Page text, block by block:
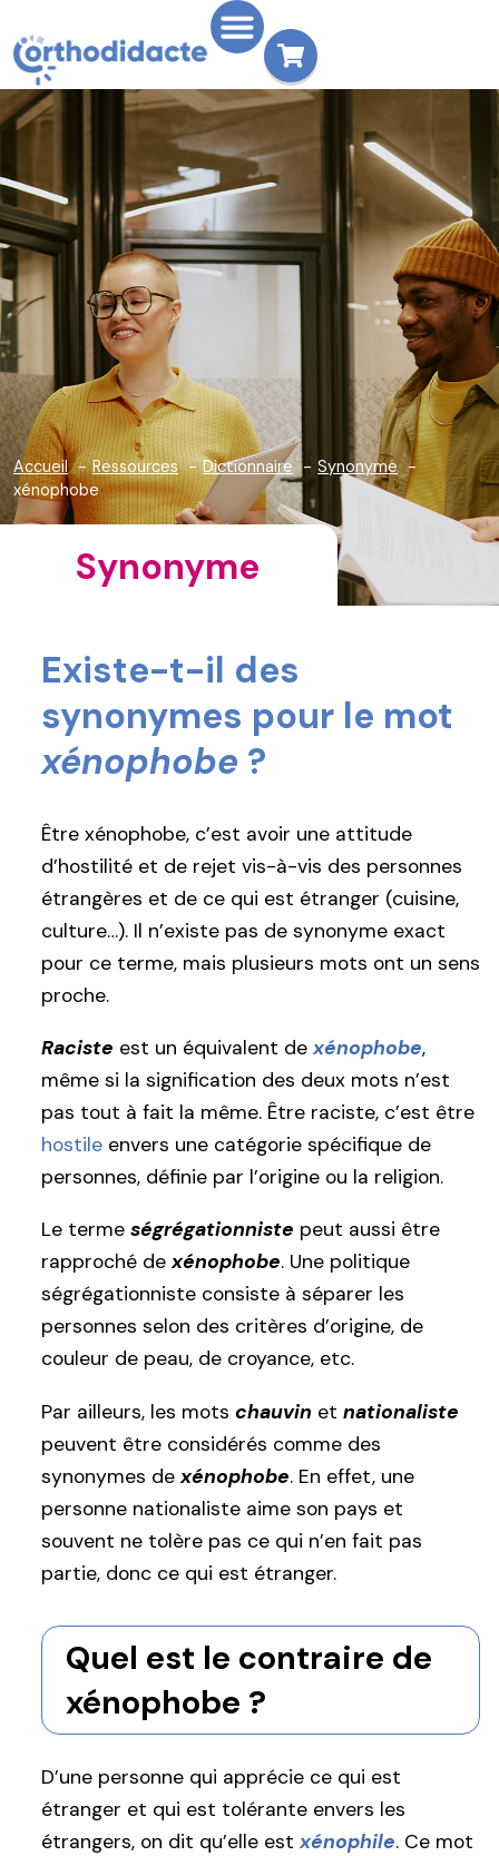
Accueil Ressources Dictionnaire
Synonyme
xénophobe
Synonyme
Existe-t-il des
synonymes pour le mot
xénophobe ?
Être xénophobe, c’est avoir une attitude
d’hostilité et de rejet vis-à-vis des personnes
étrangères et de ce qui est étranger (cuisine,
culture…). Il n’existe pas de synonyme exact
pour ce terme, mais plusieurs mots ont un sens
proche.
Raciste est un équivalent de xénophobe,
même si la signification des deux mots n’est
pas tout à fait la même. Être raciste, c’est être
hostile envers une catégorie spécifique de
personnes, définie par l’origine ou la religion.
Le terme ségrégationniste peut aussi être
rapproché dexénophobe. Une politique
ségrégationniste consiste à séparer les
personnes selon des critères d’origine, de
couleur de peau, de croyance, etc.
Par ailleurs, les mots chauvin et nationaliste
peuvent être considérés comme des
synonymes dexénophobe. En effet, une
personne nationaliste aime son pays et
souvent ne tolère pas ce qui n’en fait pas
partie, donc ce qui est étranger.
Quel est le contraire de
xénophobe ?
D’une personne qui apprécie ce qui est
étranger et qui est tolérante envers les
étrangers, on dit qu’elle est xénophile. Ce mot